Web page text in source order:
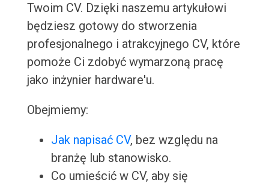
Twoim CV. Dzięki naszemu artykułowi
będziesz gotowy do stworzenia
profesjonalnego i atrakcyjnego CV, które
pomoże Ci zdobyć wymarzoną pracę
jako inżynier hardware'u.
Obejmiemy:
Jak napisać CV, bez względu na
branżę lub stanowisko.
Co umieścić w CV, aby się